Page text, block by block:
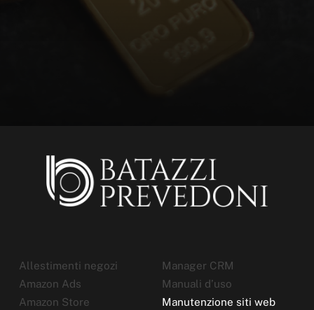
Allestimenti negozi
Amazon Ads
Amazon Store
Manager CRM
Manuali d’uso
Manutenzione siti web